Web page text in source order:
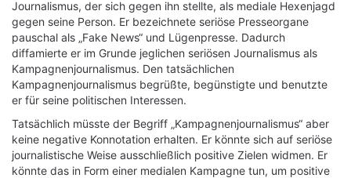
Journalismus, der sich gegen ihn stellte, als mediale Hexenjagd
gegen seine Person. Er bezeichnete seriöse Presseorgane
pauschal als „Fake News“ und Lügenpresse. Dadurch
diffamierte er im Grunde jeglichen seriösen Journalismus als
Kampagnenjournalismus. Den tatsächlichen
Kampagnenjournalismus begrüßte, begünstigte und benutzte
er für seine politischen Interessen.
Tatsächlich müsste der Begriff „Kampagnenjournalismus“ aber
keine negative Konnotation erhalten. Er könnte sich auf seriöse
journalistische Weise ausschließlich positive Zielen widmen. Er
könnte das in Form einer medialen Kampagne tun, um positive